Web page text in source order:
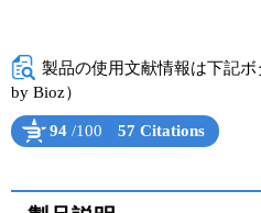
アプリケーションノート
プロトコール集
ユーザーズボイス集
製品の使用文献情報は下記ボ
by Bioz）
94 /100 57 Citations